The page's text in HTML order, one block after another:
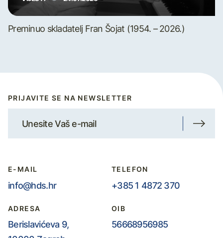
Preminuo skladatelj Fran Šojat (1954. – 2026.)
PRIJAVITE SE NA NEWSLETTER
E-MAIL
info@hds.hr
TELEFON
+385 1 4872 370
ADRESA
Berislavićeva 9,
OIB
56668956985